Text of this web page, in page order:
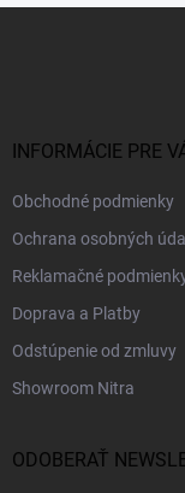
INFORMÁCIE PRE
Obchodné podmienky
Ochrana osobných
Reklamačné
Doprava a Platby
Odstúpenie od zmluvy
Showroom Nitra
ODOBERAŤ